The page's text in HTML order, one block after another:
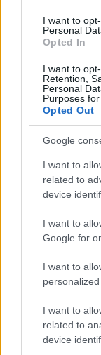
I want to
Personal
Opted In
I want to
Retention,
Personal
Purposes
Opted Out
Google
I want to
related to
device
I want to
Google for
I want to
personalized
I want to
related to
device
Népszerű
„Magyarként
Olivér